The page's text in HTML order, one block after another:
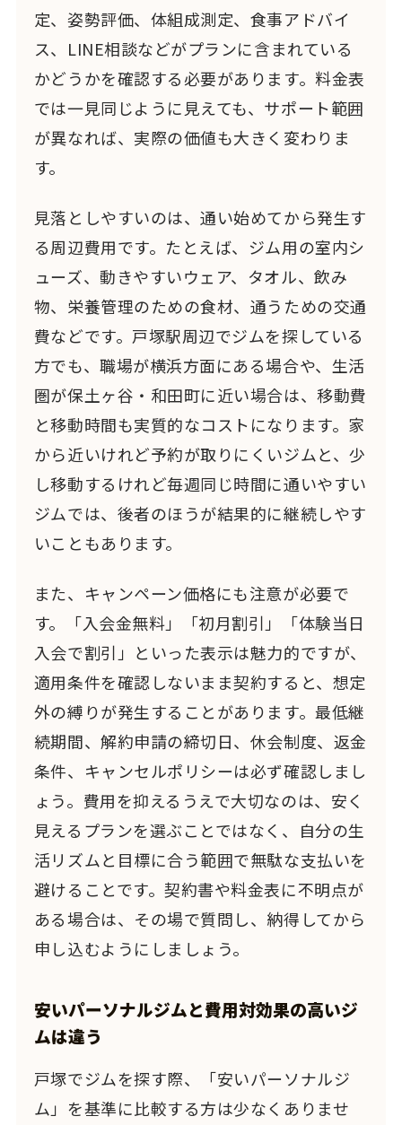
定、姿勢評価、体組成測定、食事アドバイ
ス、LINE相談などがプランに含まれている
かどうかを確認する必要があります。料金表
では一見同じように見えても、サポート範囲
が異なれば、実際の価値も大きく変わりま
す。
見落としやすいのは、通い始めてから発生す
る周辺費用です。たとえば、ジム用の室内シ
ューズ、動きやすいウェア、タオル、飲み
物、栄養管理のための食材、通うための交通
費などです。戸塚駅周辺でジムを探している
方でも、職場が横浜方面にある場合や、生活
圏が保土ヶ谷・和田町に近い場合は、移動費
と移動時間も実質的なコストになります。家
から近いけれど予約が取りにくいジムと、少
し移動するけれど毎週同じ時間に通いやすい
ジムでは、後者のほうが結果的に継続しやす
いこともあります。
また、キャンペーン価格にも注意が必要で
す。「入会金無料」「初月割引」「体験当日
入会で割引」といった表示は魅力的ですが、
適用条件を確認しないまま契約すると、想定
外の縛りが発生することがあります。最低継
続期間、解約申請の締切日、休会制度、返金
条件、キャンセルポリシーは必ず確認しまし
ょう。費用を抑えるうえで大切なのは、安く
見えるプランを選ぶことではなく、自分の生
活リズムと目標に合う範囲で無駄な支払いを
避けることです。契約書や料金表に不明点が
ある場合は、その場で質問し、納得してから
申し込むようにしましょう。
安いパーソナルジムと費用対効果の高いジ
ムは違う
戸塚でジムを探す際、「安いパーソナルジ
ム」を基準に比較する方は少なくありませ